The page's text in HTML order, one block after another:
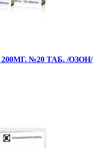
№20 ТАБ. /ОЗОН/